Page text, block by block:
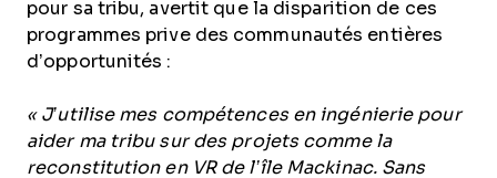
pour sa tribu, avertit que la disparition de ces
programmes prive des communautés entières
d’opportunités :
« J’utilise mes compétences en ingénierie pour
aider ma tribu sur des projets comme la
reconstitution en VR de l’île Mackinac. Sans